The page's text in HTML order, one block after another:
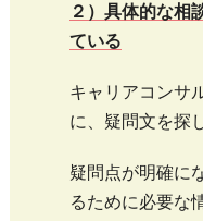
２）具体的な相
ている
キャリアコンサ
に、疑問文を探
疑問点が明確に
るために必要な